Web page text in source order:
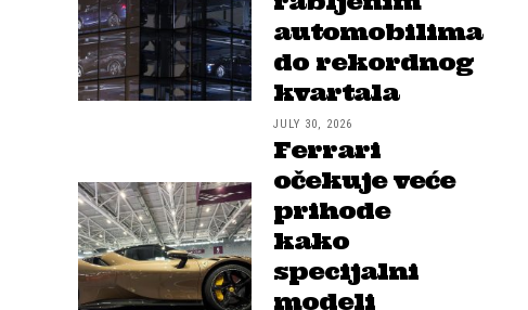
automobilima
do rekordnog
kvartala
JULY 30, 2026
Ferrari
očekuje veće
prihode
kako
specijalni
modeli